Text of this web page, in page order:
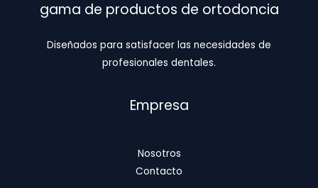
gama de productos de ortodoncia
Diseñados para satisfacer las necesidades de
profesionales dentales.
Empresa
Nosotros
Contacto